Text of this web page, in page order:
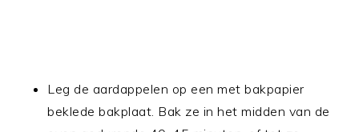
Leg de aardappelen op een met bakpapier
beklede bakplaat. Bak ze in het midden van de